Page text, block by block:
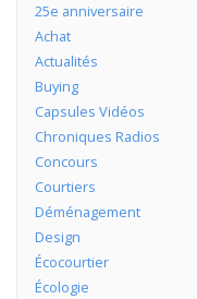
25e anniversaire
Achat
Actualités
Buying
Capsules Vidéos
Chroniques Radios
Concours
Courtiers
Déménagement
Design
Écocourtier
Écologie